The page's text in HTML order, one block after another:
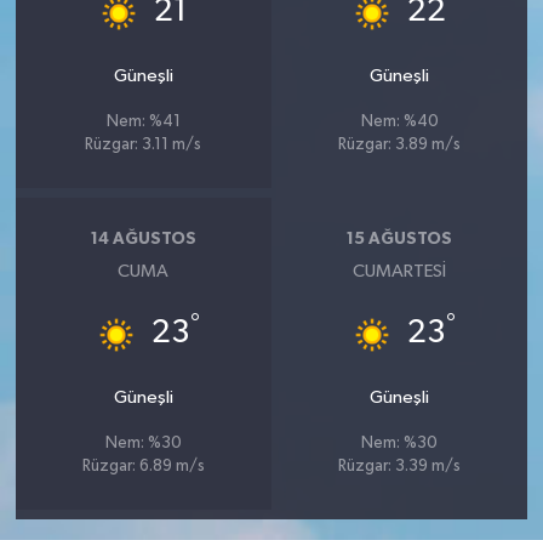
21
Güneşli
Nem: %41
Rüzgar: 3.11 m/s
22
Güneşli
Nem: %40
Rüzgar: 3.89 m/s
14 AĞUSTOS
CUMA
23°
Güneşli
Nem: %30
Rüzgar: 6.89 m/s
15 AĞUSTOS
CUMARTESI
23°
Güneşli
Nem: %30
Rüzgar: 3.39 m/s